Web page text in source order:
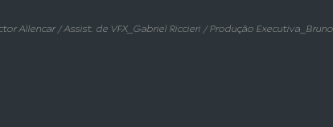
Allencar / Assist. de VFX_Gabriel Riccieri / Produção